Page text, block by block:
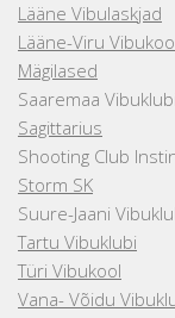
Lääne Vibulaskjad
Lääne-Viru
Mägilased
Saaremaa Vibuklubi
Sagittarius
Shooting Club
Storm SK
Suure-Jaani
Tartu Vibuklubi
Türi Vibukool
Vana- Võidu